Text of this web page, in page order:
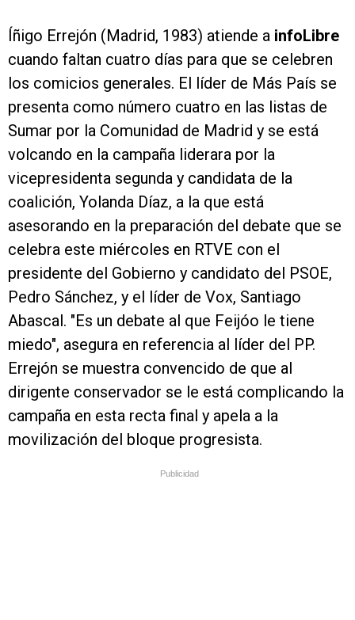
Íñigo Errejón (Madrid, 1983) atiende a infoLibre
cuando faltan cuatro días para que se celebren
los comicios generales. El líder de Más País se
presenta como número cuatro en las listas de
Sumar por la Comunidad de Madrid y se está
volcando en la campaña liderara por la
vicepresidenta segunda y candidata de la
coalición, Yolanda Díaz, a la que está
asesorando en la preparación del debate que se
celebra este miércoles en RTVE con el
presidente del Gobierno y candidato del PSOE,
Pedro Sánchez, y el líder de Vox, Santiago
Abascal. "Es un debate al que Feijóo le tiene
miedo", asegura en referencia al líder del PP.
Errejón se muestra convencido de que al
dirigente conservador se le está complicando la
campaña en esta recta final y apela a la
movilización del bloque progresista.
Publicidad